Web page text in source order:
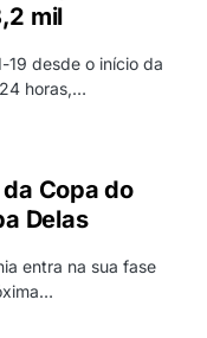
mil
desde o início da
horas,…
Copa do
Delas
entra na sua fase